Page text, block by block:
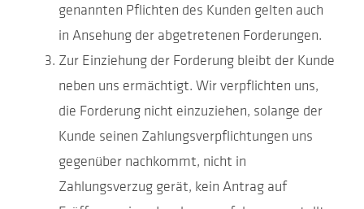
genannten Pflichten des Kunden gelten auch
in Ansehung der abgetretenen Forderungen.
Zur Einziehung der Forderung bleibt der Kunde
neben uns ermächtigt. Wir verpflichten uns,
die Forderung nicht einzuziehen, solange der
Kunde seinen Zahlungsverpflichtungen uns
gegenüber nachkommt, nicht in
Zahlungsverzug gerät, kein Antrag auf